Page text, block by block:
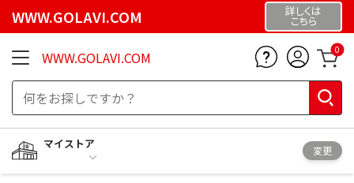
WWW.GOLAVI.COM 詳しくは
こちら
WWW.GOLAVI.COM 0
マイストア
変更